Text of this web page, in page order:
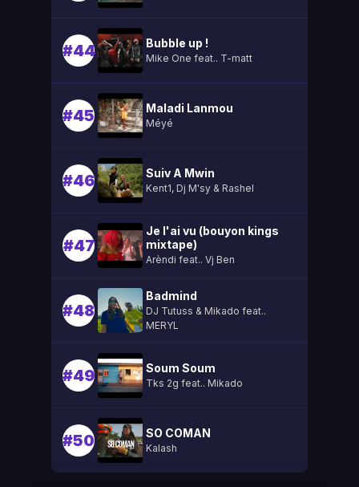
#44 Bubble up !
Mike One feat.. T-matt
#45 Maladi Lanmou
Méyé
#46 Suiv A Mwin
Kent1, Dj M'sy & Rashel
#47
Je l'ai vu (bouyon kings
mixtape)
Arèndi feat.. Vj Ben
#48
Badmind
DJ Tutuss & Mikado feat..
MERYL
#49 Soum Soum
Tks 2g feat.. Mikado
#50 SO COMAN
Kalash